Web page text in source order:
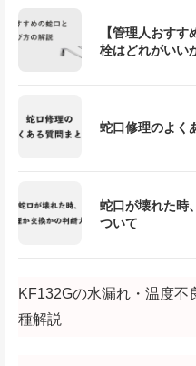
【管理人おす
栓はどれがいい
蛇口修理のよく
蛇口が壊れた時
ついて
KF132Gの水漏れ・温度不
種解説